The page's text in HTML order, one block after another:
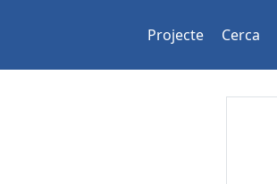
Projecte Cerca